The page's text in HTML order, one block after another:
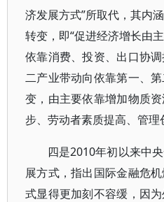
济发展方式”所取代，其内
转变，即“促进经济增长由
依靠消费、投资、出口协
二产业带动向依靠第一、
变，由主要依靠增加物质
步、劳动者素质提高、管理
四是2010年初以来中
展方式，指出国际金融危
式显得更加刻不容缓，因